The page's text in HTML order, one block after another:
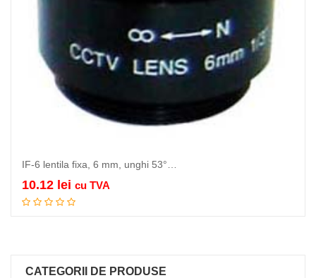
IF-6 lentila fixa, 6 mm, unghi 53°…
10.12 lei cu TVA
CATEGORII DE PRODUSE